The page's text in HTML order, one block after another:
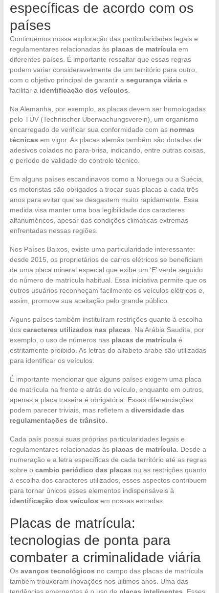
específicas de acordo com os
países
Continuemos nossa exploração das particularidades legais e
regulamentares relacionadas às placas de matrículaem
diferentes países. É importante ressaltar que essas regras
podem variar consideravelmente de um território para outro,
com o objetivo principal de garantir a segurança viáriae
facilitar a identificação dos veículos.
Na Alemanha, por exemplo, as placas devem ser homologadas
pelo TÜV (Technischer Überwachungsverein), um organismo
encarregado de verificar sua conformidade com as normas
técnicas em vigor. As placas alemãs também são dotadas de
adesivos colados no para-brisa, indicando, entre outras coisas,
o período de validade do controle técnico.
Em alguns países escandinavos como a Noruega ou a Suécia,
os motoristas são obrigados a trocar suas placas a cada três
anos para evitar que se desgastem muito rapidamente. Essa
medida visa manter uma boa legibilidade dos caracteres
alfanuméricos, apesar das condições climáticas extremas
enfrentadas nessas regiões.
Nos Países Baixos, existe uma particularidade interessante:
desde 2015, os proprietários de carros elétricos se beneficiam
de uma placa mineral especial que exibe um ‘E’ verde seguido
do número de matrícula habitual. Essa iniciativa permite que os
outros usuários reconheçam facilmente os veículos elétricos e,
assim, promove sua aceitação pelo grande público.
Alguns países também instituíram restrições quanto à escolha
dos caracteres utilizados nas placas. Na Arábia Saudita, por
exemplo, o uso de números nas placas de matrículaé
estritamente proibido. As letras do alfabeto árabe são utilizadas
para identificar os veículos.
É importante mencionar que alguns países exigem uma placa
de matrícula na frente e atrás do veículo, enquanto em outros,
apenas a placa traseira é obrigatória. Essas diferenciações
podem parecer triviais, mas refletem a diversidade das
regulamentações de trânsito.
Cada país possui suas próprias particularidades legais e
regulamentares relacionadas às placas de matrícula. Desde a
numeração e a letra específicas de cada território até as regras
sobre o cambio periódico das placas ou as restrições quanto
à escolha dos caracteres utilizados, esses aspectos contribuem
para tornar únicos esses elementos indispensáveis à
identificação dos veículos em nossas estradas.
Placas de matrícula:
tecnologias de ponta para
combater a criminalidade viária
Os avanços tecnológicos no campo das placas de matrícula
também trouxeram inovações nos últimos anos. Uma das